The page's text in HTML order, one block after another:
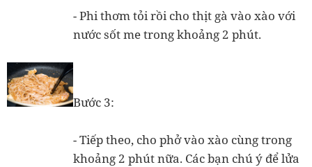
- Phi thơm tỏi rồi cho thịt gà vào xào với
nước sốt me trong khoảng 2 phút.
Bước 3:
- Tiếp theo, cho phở vào xào cùng trong
khoảng 2 phút nữa. Các bạn chú ý để lửa